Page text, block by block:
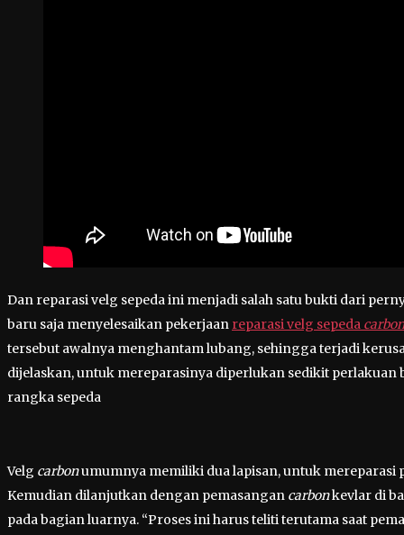
Dan reparasi velg sepeda ini menjadi salah satu bukti dari
baru saja menyelesaikan pekerjaan reparasi velg sepeda carbon
tersebut awalnya menghantam lubang, sehingga terjadi
dijelaskan, untuk mereparasinya diperlukan sedikit
rangka sepeda
Velg carbonumumnya memiliki dua lapisan, untuk mereparasi
Kemudian dilanjutkan dengan pemasangan carbonkevlar di
pada bagian luarnya. “Proses ini harus teliti terutama saat